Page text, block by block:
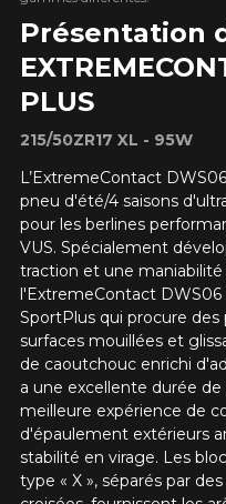
Présentation
PLUS
215/50ZR17 XL - 95W
L’ExtremeContact
pneu d'été/4 saisons
pour les berlines
VUS. Spécialement
traction et une
l'ExtremeContact
SportPlus qui procure
surfaces mouillées et
de caoutchouc enrichi
a une excellente durée
meilleure expérience de
d'épaulement extérieurs
stabilité en virage. Les
type « X », séparés par